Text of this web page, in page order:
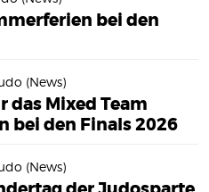
bei den
(News)
das Mixed Team
bei den Finals 2026
(News)